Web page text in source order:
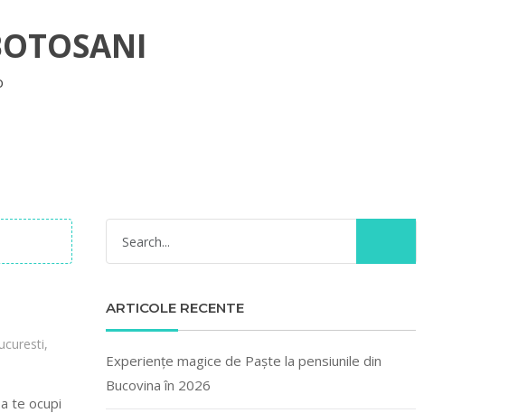
,
te ocupi
ARTICOLE RECENTE
Experiențe magice de Paște la pensiunile din
Bucovina în 2026